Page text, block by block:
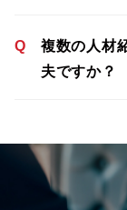
Q
複数の人材
夫ですか？